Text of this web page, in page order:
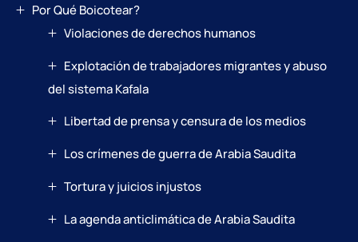
Por Qué Boicotear?
Violaciones de derechos humanos
Explotación de trabajadores migrantes y abuso
del sistema Kafala
Libertad de prensa y censura de los medios
Los crímenes de guerra de Arabia Saudita
Tortura y juicios injustos
La agenda anticlimática de Arabia Saudita